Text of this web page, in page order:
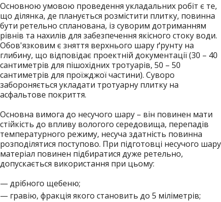
Основною умовою проведення укладальних робіт є те,
що ділянка, де планується розмістити плитку, повинна
бути ретельно спланована, із суворим дотриманням
рівнів та нахилів для забезпечення якісного стоку води.
Обов'язковим є зняття верхнього шару ґрунту на
глибину, що відповідає проектній документації (30 – 40
сантиметрів для пішохідних тротуарів, 50 – 50
сантиметрів для проїжджої частини). Суворо
забороняється укладати тротуарну плитку на
асфальтове покриття.
Основна вимога до несучого шару – він повинен мати
стійкість до впливу вологого середовища, перепадів
температурного режиму, несуча здатність повинна
розподілятися поступово. При підготовці несучого шару
матеріал повинен підбиратися дуже ретельно,
допускається використання при цьому:
— дрібного щебеню;
— гравію, фракція якого становить до 5 міліметрів;